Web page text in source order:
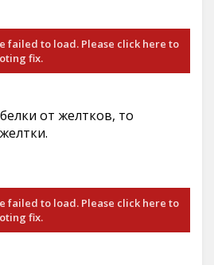
failed to load. Please click here to
fix.
от желтков, то
failed to load. Please click here to
fix.